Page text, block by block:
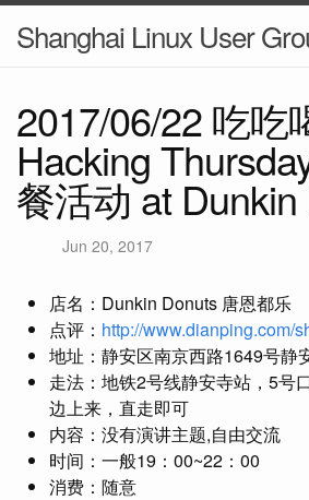
Shanghai Linux User
2017/06/22 吃吃
Hacking
餐活动 at
Jun 20, 2017
店名：Dunkin Donuts 唐恩都乐
点评： http://www.dianping.com/
地址：静安区南京西路1649号静
走法：地铁2号线静安寺站，5号
边上来，直走即可
内容：没有演讲主题,自由交流
时间：一般19：00~22：00
消费：随意